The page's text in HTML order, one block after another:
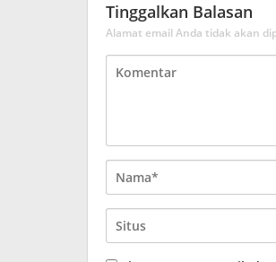
Tinggalkan Balasan
Alamat email Anda tidak akan